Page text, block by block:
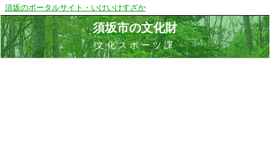
須坂のポータルサイト・いけいけすざか
須坂市の文化財
文化スポーツ課